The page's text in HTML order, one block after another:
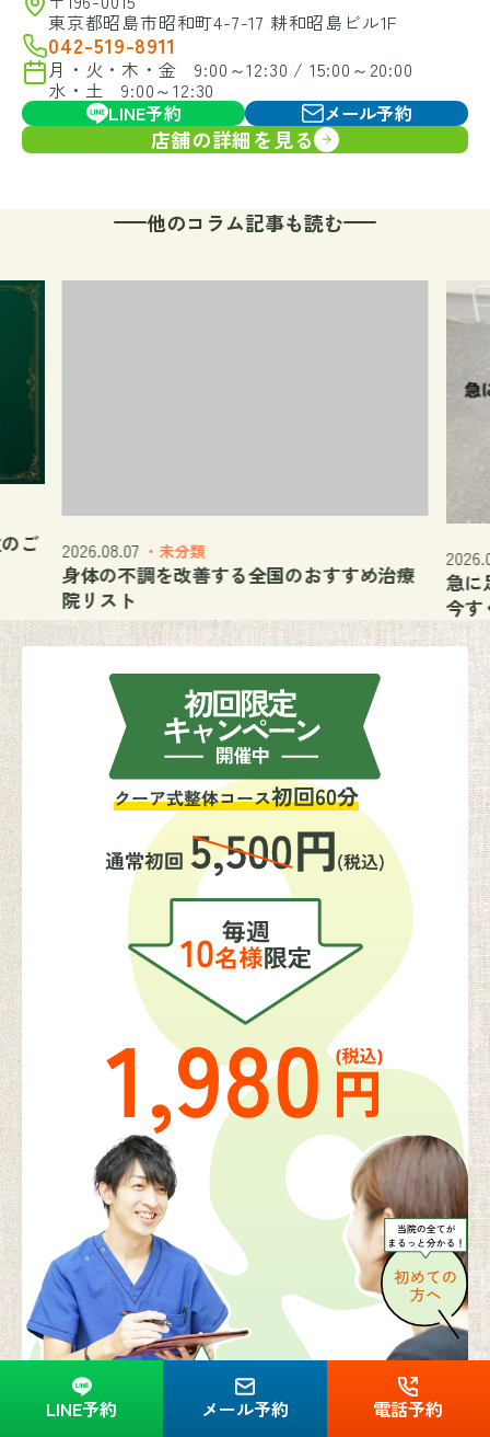
LINE予約 メール予約 電話予約
東京都昭島市昭和町4-7-17 耕和昭島ビル1F
042-519-8911
月・火・木・金 9:00～12:30 / 15:00～20:00
水・土 9:00～12:30
LINE予約
メール予約
店舗の詳細を見る
他のコラム記事も読む
2026.08.07・未分類
身体の不調を改善する全国のおすすめ治療
院リスト
急に
今すぐ